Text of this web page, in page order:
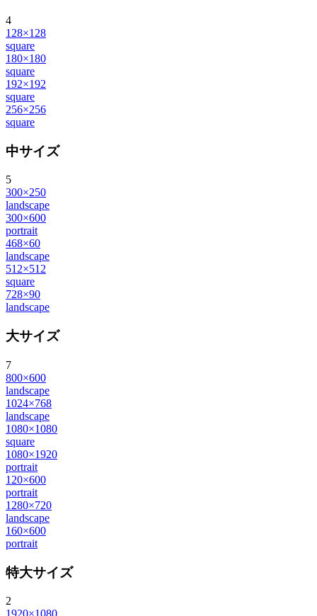
4
128×128
square
180×180
square
192×192
square
256×256
square
中サイズ
5
300×250
landscape
300×600
portrait
468×60
landscape
512×512
square
728×90
landscape
大サイズ
7
800×600
landscape
1024×768
landscape
1080×1080
square
1080×1920
portrait
120×600
portrait
1280×720
landscape
160×600
portrait
特大サイズ
2